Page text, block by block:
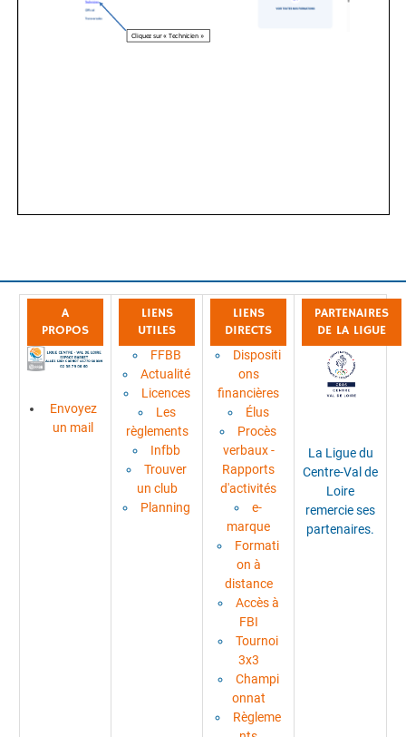
A
PROPOS
Envoyez
un mail
LIENS
UTILES
FFBB
Actualité
Licences
Les
règlements
Infbb
Trouver
un club
Planning
LIENS
DIRECTS
Dispositi
ons
financières
Élus
Procès
verbaux -
Rapports
d'activités
e-
marque
Formati
on à
distance
Accès à
FBI
Tournoi
3x3
Champi
onnat
Règleme
PARTENAIRES
DE LA LIGUE
La Ligue du
Centre-Val de
Loire
remercie ses
partenaires.